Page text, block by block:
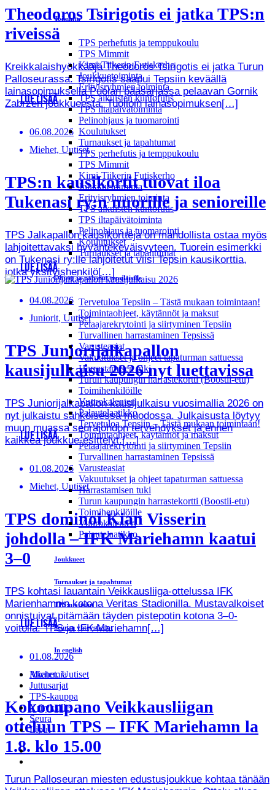
Toiminta
TPS perhefutis ja temppukoulu
TPS Mimmit
Kimi-Tiikerin Futiskerho
Joukkuetoiminta
Erityisryhmien toiminta
TPS aikuisten kuntofutis
TPS iltapäivätoiminta
Pelinohjaus ja tuomarointi
Koulutukset
Turnaukset ja tapahtumat
TPS perhefutis ja temppukoulu
TPS Mimmit
Kimi-Tiikerin Futiskerho
Joukkuetoiminta
Erityisryhmien toiminta
TPS aikuisten kuntofutis
TPS iltapäivätoiminta
Pelinohjaus ja tuomarointi
Koulutukset
Turnaukset ja tapahtumat
Ohjeet ja palvelut tepsiläisille
Tervetuloa Tepsiin – Tästä mukaan toimintaan!
Toimintaohjeet, käytännöt ja maksut
Pelaajarekrytointi ja siirtyminen Tepsiin
Turvallinen harrastaminen Tepsissä
Varusteasiat
Vakuutukset ja ohjeet tapaturman sattuessa
Harrastamisen tuki
Turun kaupungin harrastekortti (Boostii-etu)
Toimihenkilöille
Vuorokalenteri
Palautelaatikko
Tervetuloa Tepsiin – Tästä mukaan toimintaan!
Toimintaohjeet, käytännöt ja maksut
Pelaajarekrytointi ja siirtyminen Tepsiin
Turvallinen harrastaminen Tepsissä
Varusteasiat
Vakuutukset ja ohjeet tapaturman sattuessa
Harrastamisen tuki
Turun kaupungin harrastekortti (Boostii-etu)
Toimihenkilöille
Vuorokalenteri
Palautelaatikko
Joukkueet
Turnaukset ja tapahtumat
TPS:n ottelut
Seuran yhteystiedot
In english
Akatemia
Juttusarjat
TPS-kauppa
Yrityksille
Seura
Liput
Theodoros Tsirigotis ei jatka TPS:n
riveissä
Kreikkalaishyökkääjä Theodoros Tsirigotis ei jatka Turun
Palloseurassa. Tsirigotis saapui Tepsiin keväällä
lainasopimuksella Puolan pääsarjassa pelaavan Gornik
Zabrzen joukkueesta. Tuolloin lainasopimuksen[…]
LUE LISÄÄ
06.08.2026
Miehet, Uutiset
TPS:n kausikortit tuovat iloa
Tukenasi ry:n nuorille ja senioreille
TPS Jalkapallon kausikortteja on mahdollista ostaa myös
lahjoitettavaksi hyväntekeväisyyteen. Tuorein esimerkki
on Tukenasi ry:lle lahjoitetut viisi Tepsin kausikorttia,
jotka yksityishenkilö[…]
LUE LISÄÄ
04.08.2026
Juniorit, Uutiset
TPS Juniorijalkapallon
kausijulkaisu 2026 nyt luettavissa
TPS Juniorijalkapallon kausijulkaisu vuosimallia 2026 on
nyt julkaistu sähköisessä muodossa. Julkaisusta löytyy
muun muassa seurajohdon tervehdykset ja ennen
kaikkea joukkue-esittelyt.[…]
LUE LISÄÄ
01.08.2026
Miehet, Uutiset
TPS dominoi Kian Visserin
johdolla – IFK Mariehamn kaatui
3–0
TPS kohtasi lauantain Veikkausliiga-ottelussa IFK
Marienhamnin kotona Veritas Stadionilla. Mustavalkoiset
onnistuivat pitämään täyden pistepotin kotona 3–0-
voitolla. TPS ja IFK Mariehamn[…]
LUE LISÄÄ
01.08.2026
Miehet, Uutiset
Kokoonpano Veikkausliigan
otteluun TPS – IFK Mariehamn la
1.8. klo 15.00
Turun Palloseuran miesten edustusjoukkue kohtaa tänään